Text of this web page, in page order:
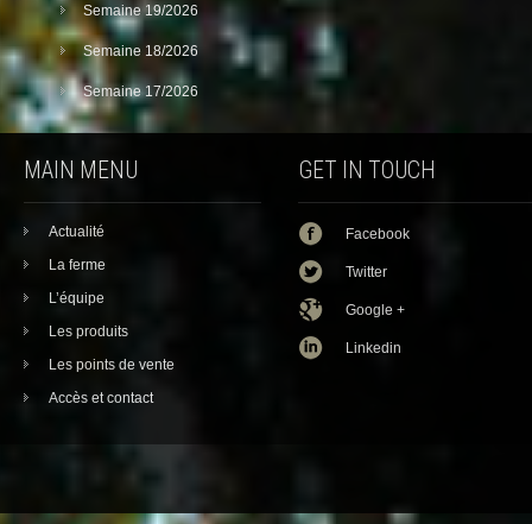
Semaine 19/2026
Semaine 18/2026
Semaine 17/2026
MAIN MENU
Actualité
La ferme
L’équipe
Les produits
Les points de vente
Accès et contact
GET IN TOUCH
Facebook
Twitter
Google +
Linkedin